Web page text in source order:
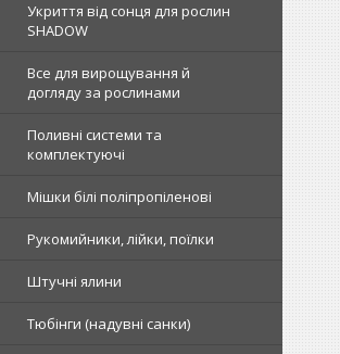
Укриття від сонця для рослин
SHADOW
Все для вирощування й
догляду за рослинами
Поливні системи та
комплектуючі
Мішки білі поліпропіленові
Рукомийники, лійки, поїлки
Штучні ялини
Тюбінги (надувні санки)